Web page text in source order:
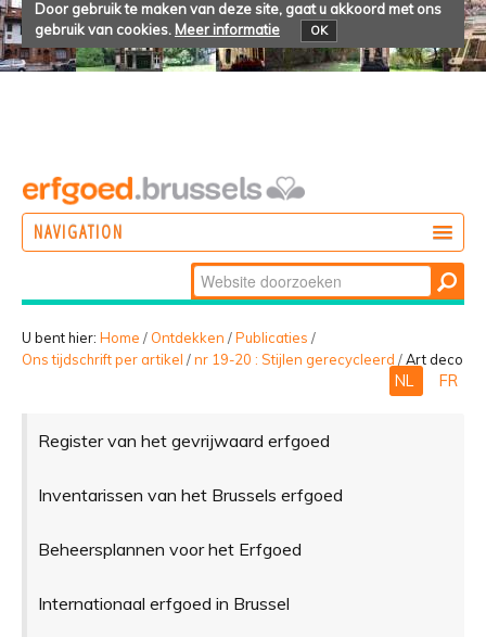
Door gebruik te maken van deze site, gaat u akkoord met ons
gebruik van cookies. Meer informatie OK
NAVIGATION
BELEVEN
Zoek
Geavanceerd
zoeken...
U bent hier: Home / Ontdekken /Publicaties /
Ons tijdschrift per artikel /nr 19-20 : Stijlen gerecycleerd /Art deco
NL FR
Register van het gevrijwaard erfgoed
Inventarissen van het Brussels erfgoed
Beheersplannen voor het Erfgoed
Internationaal erfgoed in Brussel